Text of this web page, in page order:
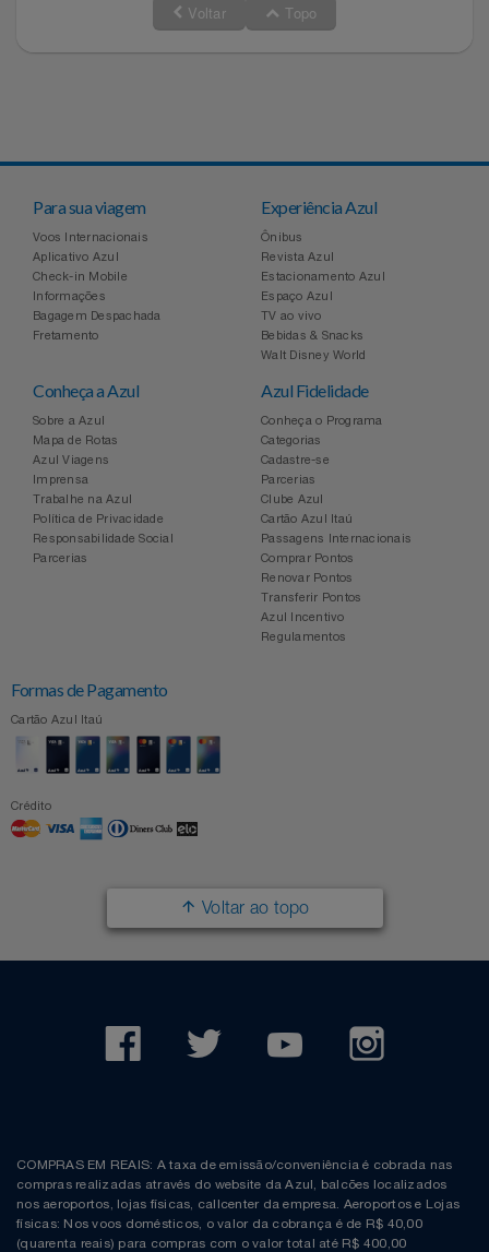
Voltar Topo
Para sua viagem
Voos Internacionais
Aplicativo Azul
Check-in Mobile
Informações
Bagagem Despachada
Fretamento
Experiência Azul
Ônibus
Revista Azul
Estacionamento Azul
Espaço Azul
TV ao vivo
Bebidas & Snacks
Walt Disney World
Conheça a Azul
Sobre a Azul
Mapa de Rotas
Azul Viagens
Imprensa
Trabalhe na Azul
Política de Privacidade
Responsabilidade Social
Parcerias
Azul Fidelidade
Conheça o Programa
Categorias
Cadastre-se
Parcerias
Clube Azul
Cartão Azul Itaú
Passagens Internacionais
Comprar Pontos
Renovar Pontos
Transferir Pontos
Azul Incentivo
Regulamentos
Formas de Pagamento
Cartão Azul Itaú
Crédito
Voltar ao topo
COMPRAS EM REAIS: A taxa de emissão/conveniência é cobrada nas
compras realizadas através do website da Azul, balcões localizados
nos aeroportos, lojas físicas, callcenter da empresa. Aeroportos e Lojas
físicas: Nos voos domésticos, o valor da cobrança é de R$ 40,00
(quarenta reais) para compras com o valor total até R$ 400,00